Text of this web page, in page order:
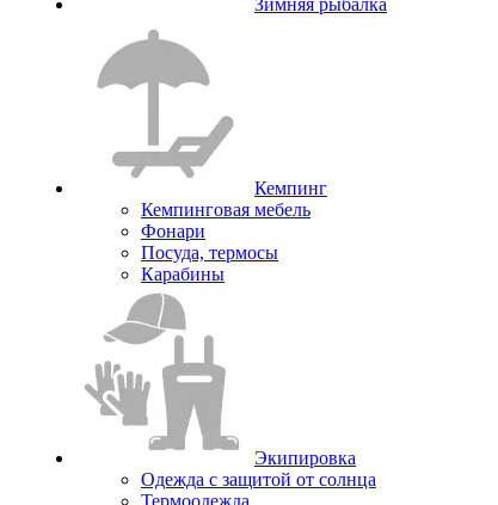
Зимняя рыбалка
Кемпинг
Кемпинговая мебель
Фонари
Посуда, термосы
Карабины
Экипировка
Одежда с защитой от солнца
Термоодежда